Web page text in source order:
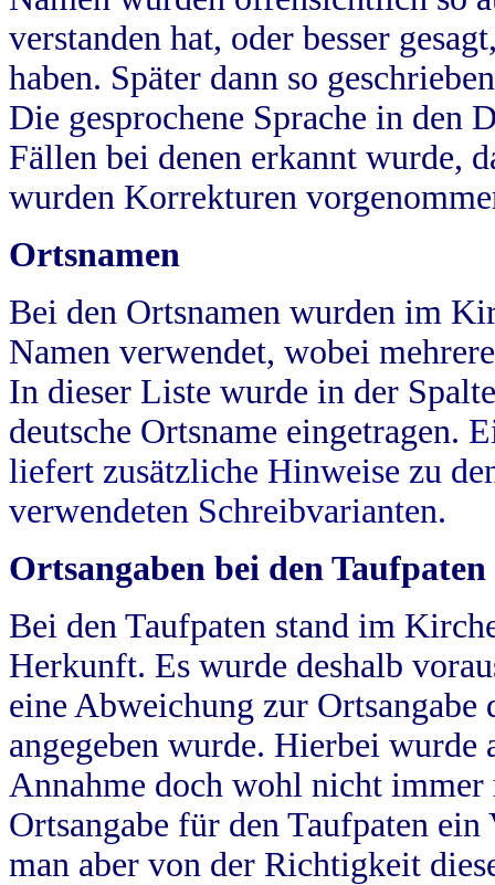
verstanden hat, oder besser
haben. Später dann so
Die gesprochene Sprache in
Fällen bei denen erkannt wurde,
wurden Korrekturen
Ortsnamen
Bei den Ortsnamen wurden im
Namen verwendet, wobei
In dieser Liste wurde in der
deutsche Ortsname eingetragen.
liefert zusätzliche Hinweise zu
verwendeten Schreibvarianten.
Ortsangaben bei den Taufpaten
Bei den Taufpaten stand im
Herkunft. Es wurde deshalb
eine Abweichung zur
angegeben wurde. Hierbei wurde
Annahme doch wohl nicht
Ortsangabe für den Taufpaten
man aber von der Richtigkeit